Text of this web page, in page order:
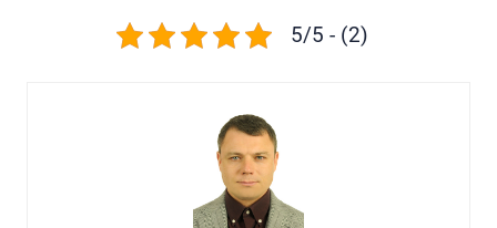
5/5 - (2)